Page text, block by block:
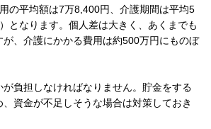
の平均額は7万8,400円、介護期間は平均5
となります。個人差は大きく、あくまでも
、介護にかかる費用は約500万円にものぼ
が負担しなければなりません。貯金をする
資金が不足しそうな場合は対策しておき